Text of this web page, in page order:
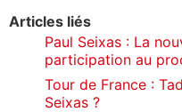
Articles liés
Paul Seixas : La
participation au
Tour de France :
Seixas ?